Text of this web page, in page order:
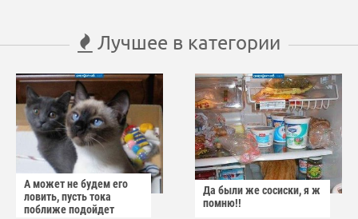
Лучшее в категории
А может не будем его
ловить, пусть тока
поближе подойдет
Да были же сосиски, я ж
помню!!